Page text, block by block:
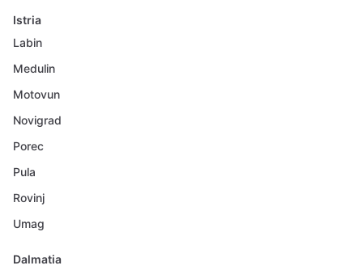
Istria
Labin
Medulin
Motovun
Novigrad
Porec
Pula
Rovinj
Umag
Dalmatia